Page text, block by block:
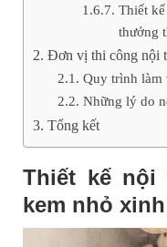
Thiết
thưởng
Đơn vị thi công nội
Quy trình làm
Những lý do
Tổng kết
Thiết kế nội
kem nhỏ xinh